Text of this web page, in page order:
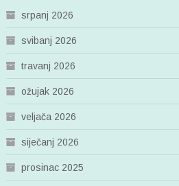
srpanj 2026
svibanj 2026
travanj 2026
ožujak 2026
veljača 2026
siječanj 2026
prosinac 2025